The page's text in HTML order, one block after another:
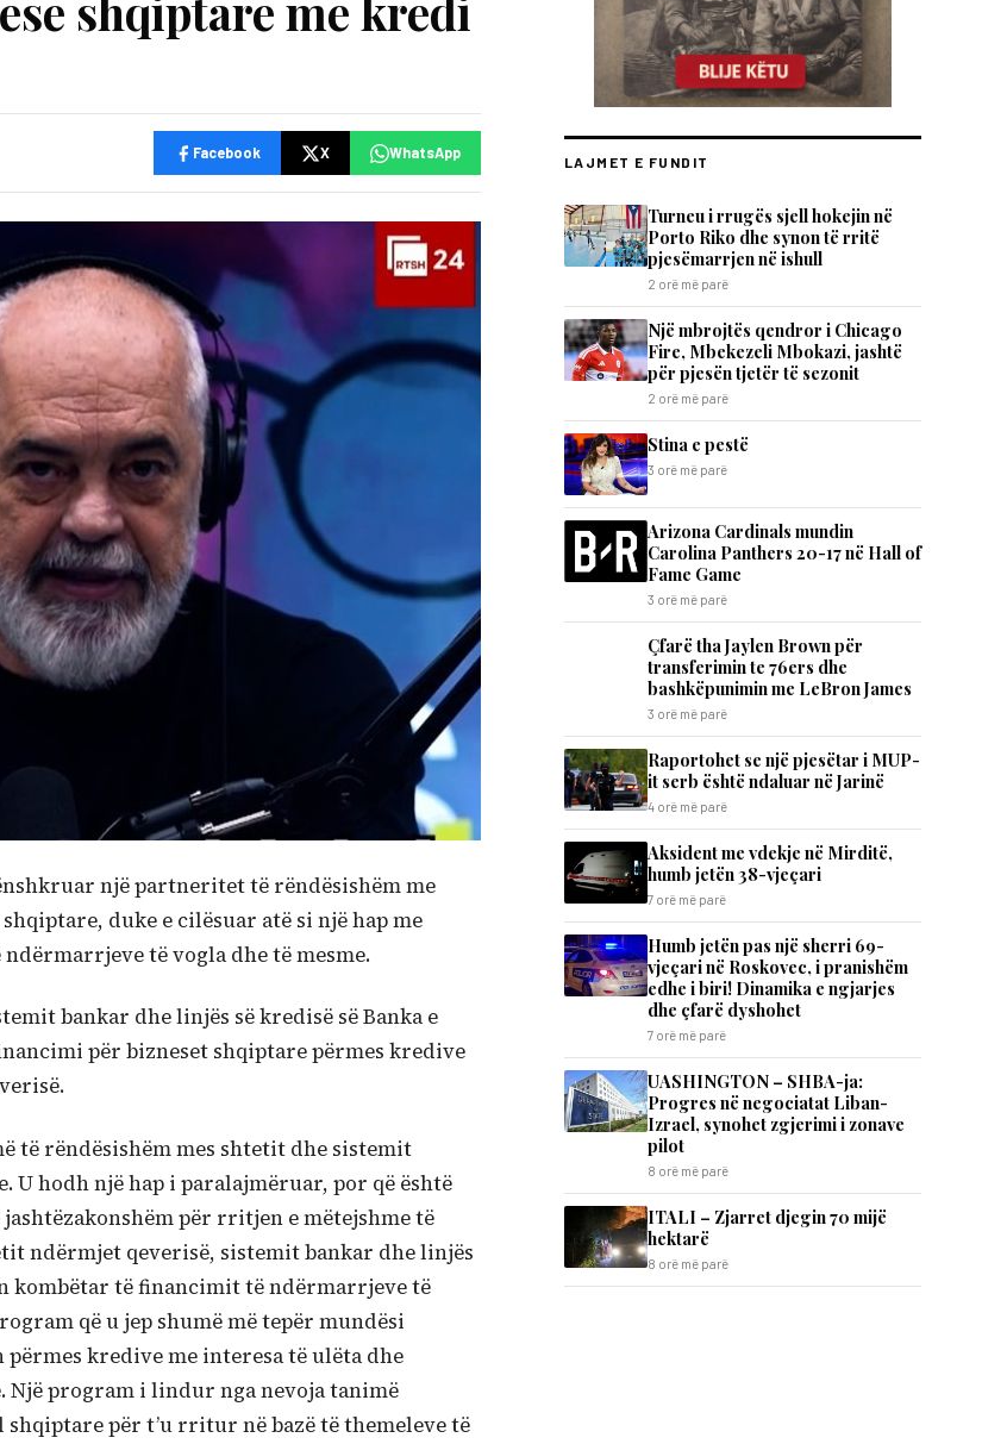
Facebook X WhatsApp
një partneritet të rëndësishëm me
duke e cilësuar atë si një hap me
të vogla dhe të mesme.
bankar dhe linjës së kredisë së Banka e
për bizneset shqiptare përmes kredive
të rëndësishëm mes shtetit dhe sistemit
hodh një hap i paralajmëruar, por që është
për rritjen e mëtejshme të
ndërmjet qeverisë, sistemit bankar dhe linjës
kombëtar të financimit të ndërmarrjeve të
që u jep shumë më tepër mundësi
kredive me interesa të ulëta dhe
Një program i lindur nga nevoja tanimë
shqiptare për t’u rritur në bazë të themeleve të
LAJMET E FUNDIT
Turneu i rrugës sjell hokejin në
Porto Riko dhe synon të rritë
pjesëmarrjen në ishull
2 orë më parë
Një mbrojtës qendror i Chicago
Fire, Mbekezeli Mbokazi, jashtë
për pjesën tjetër të sezonit
2 orë më parë
Stina e pestë
3 orë më parë
Arizona Cardinals mundin
Carolina Panthers 20-17 në Hall of
Fame Game
3 orë më parë
Çfarë tha Jaylen Brown për
transferimin te 76ers dhe
bashkëpunimin me LeBron James
3 orë më parë
Raportohet se një pjesëtar i MUP-
it serb është ndaluar në Jarinë
4 orë më parë
Aksident me vdekje në Mirditë,
humb jetën 38-vjeçari
7 orë më parë
Humb jetën pas një sherri 69-
vjeçari në Roskovec, i pranishëm
edhe i biri! Dinamika e ngjarjes
dhe çfarë dyshohet
7 orë më parë
UASHINGTON – SHBA-ja:
Progres në negociatat Liban-
Izrael, synohet zgjerimi i zonave
pilot
8 orë më parë
ITALI – Zjarret djegin 70 mijë
hektarë
8 orë më parë